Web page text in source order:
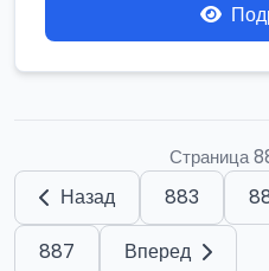
Страница
Назад 883
887
Вперед